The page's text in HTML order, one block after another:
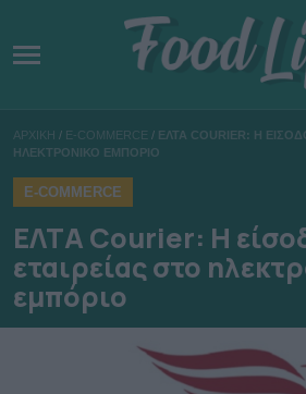
ΑΡΧΙΚΗ / E-COMMERCE / ΕΛΤΑ COURIER: Η
ΗΛΕΚΤΡΟΝΙΚΟ ΕΜΠΟΡΙΟ
E-COMMERCE
ΕΛΤΑ Courier: Η
εταιρείας στο
εμπόριο